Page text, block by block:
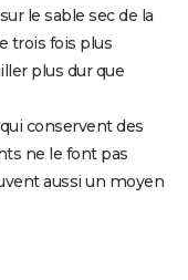
le sable sec de la
trois fois plus
plus dur que
conservent des
ne le font pas
aussi un moyen